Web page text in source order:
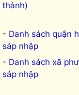
thành)
Danh sách quận
sáp nhập
Danh sách xã
sáp nhập